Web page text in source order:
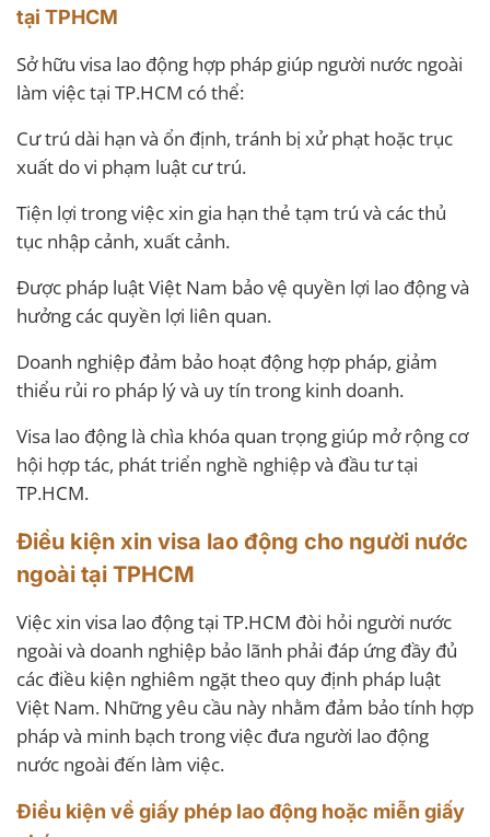
tại TPHCM
Sở hữu visa lao động hợp pháp giúp người nước ngoài
làm việc tại TP.HCM có thể:
Cư trú dài hạn và ổn định, tránh bị xử phạt hoặc trục
xuất do vi phạm luật cư trú.
Tiện lợi trong việc xin gia hạn thẻ tạm trú và các thủ
tục nhập cảnh, xuất cảnh.
Được pháp luật Việt Nam bảo vệ quyền lợi lao động và
hưởng các quyền lợi liên quan.
Doanh nghiệp đảm bảo hoạt động hợp pháp, giảm
thiểu rủi ro pháp lý và uy tín trong kinh doanh.
Visa lao động là chìa khóa quan trọng giúp mở rộng cơ
hội hợp tác, phát triển nghề nghiệp và đầu tư tại
TP.HCM.
Điều kiện xin visa lao động cho người nước
ngoài tại TPHCM
Việc xin visa lao động tại TP.HCM đòi hỏi người nước
ngoài và doanh nghiệp bảo lãnh phải đáp ứng đầy đủ
các điều kiện nghiêm ngặt theo quy định pháp luật
Việt Nam. Những yêu cầu này nhằm đảm bảo tính hợp
pháp và minh bạch trong việc đưa người lao động
nước ngoài đến làm việc.
Điều kiện về giấy phép lao động hoặc miễn giấy